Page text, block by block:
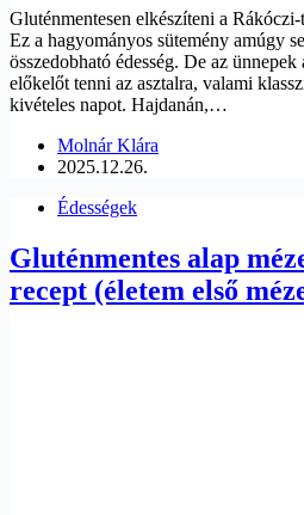
Gluténmentesen elkészíteni a
Ez a hagyományos sütemény amúgy
összedobható édesség. De az
előkelőt tenni az asztalra, valami
kivételes napot. Hajdanán,…
Molnár Klára
2025.12.26.
Édességek
Gluténmentes alap
recept (életem első